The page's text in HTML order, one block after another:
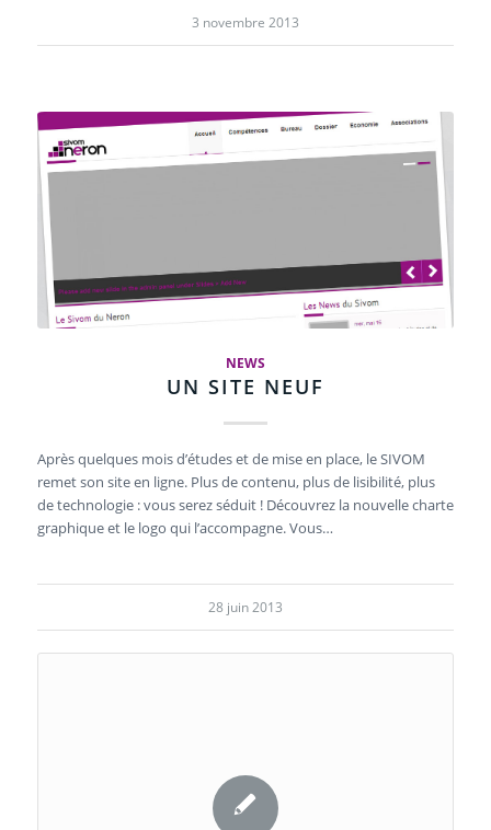
3 novembre 2013
NEWS
UN SITE NEUF
Après quelques mois d’études et de mise en place, le SIVOM
remet son site en ligne. Plus de contenu, plus de lisibilité, plus
de technologie : vous serez séduit ! Découvrez la nouvelle charte
graphique et le logo qui l’accompagne. Vous…
28 juin 2013